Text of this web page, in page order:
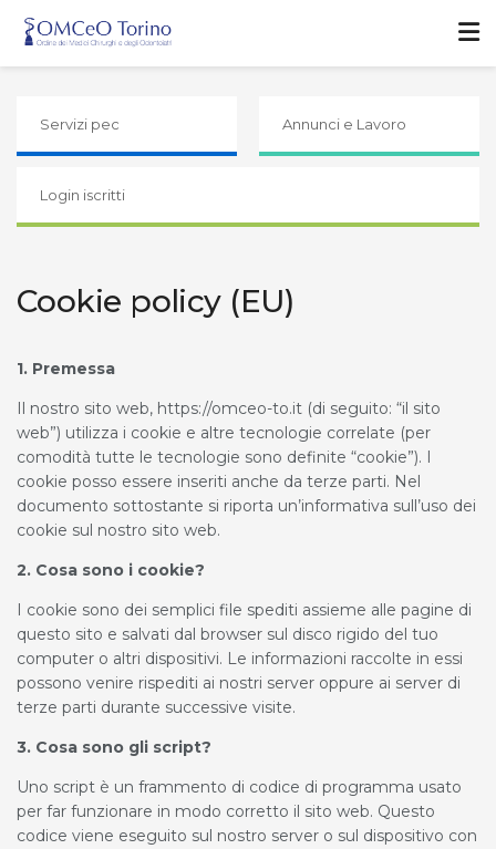
Servizi pec Annunci e Lavoro
Login iscritti
Cookie policy (EU)
1. Premessa
Il nostro sito web, https://omceo-to.it (di seguito: “il sito
web”) utilizza i cookie e altre tecnologie correlate (per
comodità tutte le tecnologie sono definite “cookie”). I
cookie posso essere inseriti anche da terze parti. Nel
documento sottostante si riporta un’informativa sull’uso dei
cookie sul nostro sito web.
2. Cosa sono i cookie?
I cookie sono dei semplici file spediti assieme alle pagine di
questo sito e salvati dal browser sul disco rigido del tuo
computer o altri dispositivi. Le informazioni raccolte in essi
possono venire rispediti ai nostri server oppure ai server di
terze parti durante successive visite.
3. Cosa sono gli script?
Uno script è un frammento di codice di programma usato
per far funzionare in modo corretto il sito web. Questo
codice viene eseguito sul nostro server o sul dispositivo con